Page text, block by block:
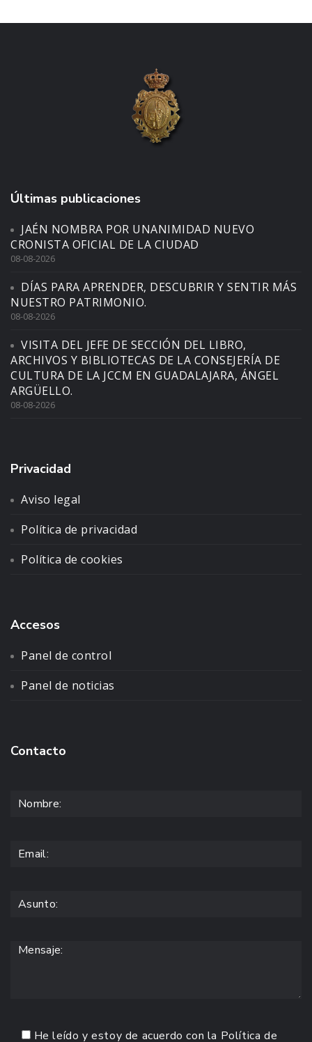
Últimas publicaciones
JAÉN NOMBRA POR UNANIMIDAD NUEVO
CRONISTA OFICIAL DE LA CIUDAD
08-08-2026
DÍAS PARA APRENDER, DESCUBRIR Y SENTIR MÁS
NUESTRO PATRIMONIO.
08-08-2026
VISITA DEL JEFE DE SECCIÓN DEL LIBRO,
ARCHIVOS Y BIBLIOTECAS DE LA CONSEJERÍA DE
CULTURA DE LA JCCM EN GUADALAJARA, ÁNGEL
ARGÜELLO.
08-08-2026
Privacidad
Aviso legal
Política de privacidad
Política de cookies
Accesos
Panel de control
Panel de noticias
Contacto
He leído y estoy de acuerdo con la Política de